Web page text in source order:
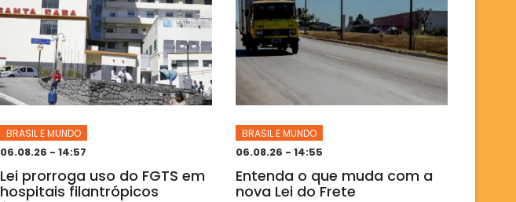
BRASIL E MUNDO
06.08.26 - 14:57
Lei prorroga uso do FGTS em
hospitais filantrópicos
BRASIL E MUNDO
06.08.26 - 14:55
Entenda o que muda com a
nova Lei do Frete